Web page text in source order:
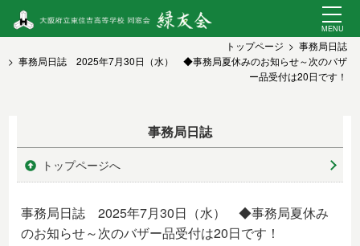
トップページ
事務局日誌
事務局日誌 2025年7月30日（水） ◆事務局夏休みのお知らせ～次のバザ
ー品受付は20日です！
事務局日誌
トップページへ
事務局日誌 2025年7月30日（水） ◆事務局夏休み
のお知らせ～次のバザー品受付は20日です！